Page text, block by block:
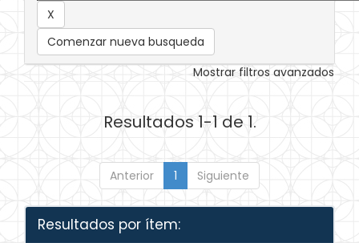
Comenzar nueva busqueda
Mostrar filtros avanzados
Resultados 1-1 de 1.
Anterior 1 Siguiente
Resultados por ítem: